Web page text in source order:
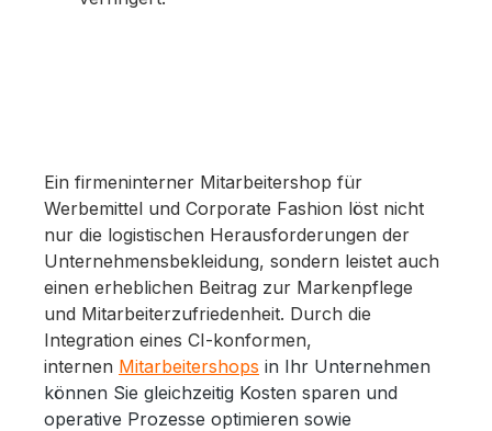
Ein firmeninterner Mitarbeitershop für
Werbemittel und Corporate Fashion löst nicht
nur die logistischen Herausforderungen der
Unternehmensbekleidung, sondern leistet auch
einen erheblichen Beitrag zur Markenpflege
und Mitarbeiterzufriedenheit. Durch die
Integration eines CI-konformen,
internen Mitarbeitershops in Ihr Unternehmen
können Sie gleichzeitig Kosten sparen und
operative Prozesse optimieren sowie